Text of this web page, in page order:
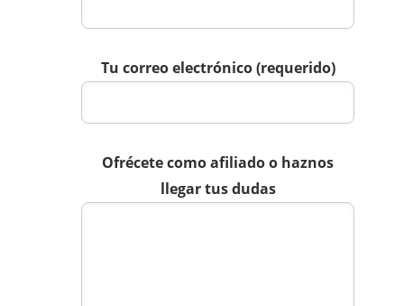
Tu correo electrónico (requerido)
Ofrécete como afiliado o haznos
llegar tus dudas